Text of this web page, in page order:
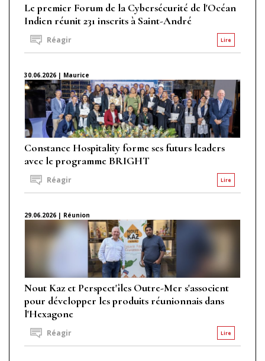
Le premier Forum de la Cybersécurité de l'Océan
Indien réunit 231 inscrits à Saint-André
Lire
Réagir
30.06.2026 | Maurice
Constance Hospitality forme ses futurs leaders
avec le programme BRIGHT
Lire
Réagir
29.06.2026 | Réunion
Nout Kaz et Perspect'îles Outre-Mer s'associent
pour développer les produits réunionnais dans
l'Hexagone
Lire
Réagir